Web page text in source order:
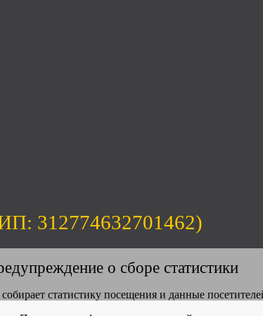
312774632701462)
о сборе статистики
собирает статистику посещения и данные